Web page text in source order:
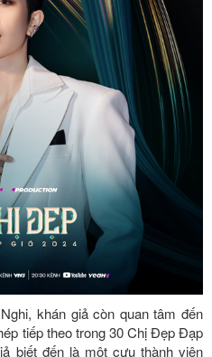
khán giả còn quan tâm đến
tiếp theo trong 30 Chị Đẹp Đạp
biết đến là một cựu thành viên